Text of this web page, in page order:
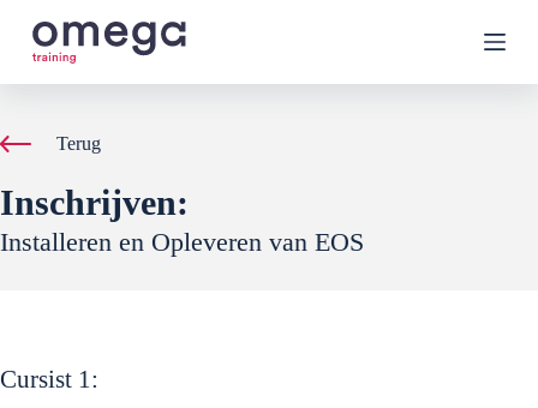
G
a
d
i
n
h
Terug
Inschrijven:
Installeren en Opleveren van EOS
Cursist 1: